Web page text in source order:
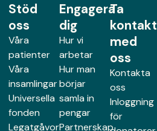
Stöd
oss
Våra
patienter
Våra
insamlingar
Universella
fonden
Legatgåvor
Engagera
dig
Hur vi
arbetar
Hur man
börjar
samla in
pengar
Partnerskap
Ta
kontakt
med
oss
Kontakta
oss
Inloggning
för